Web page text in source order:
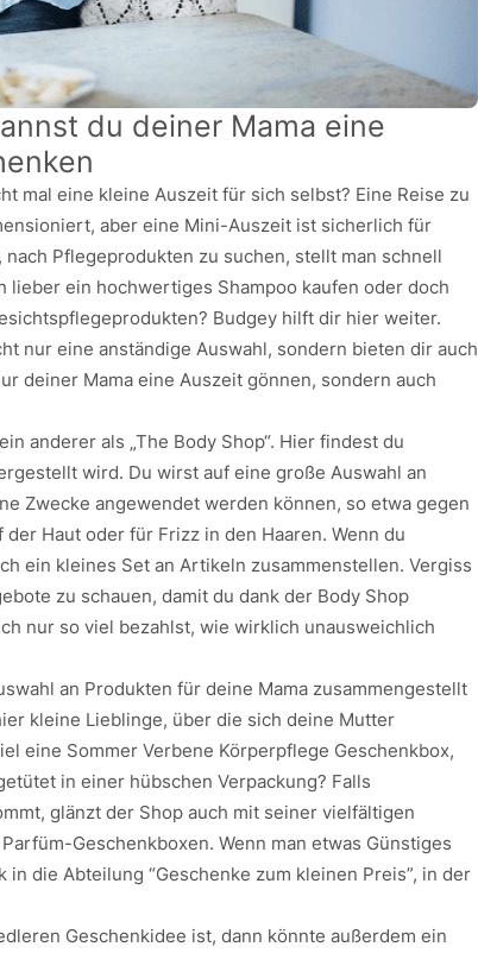
du deiner Mama eine
mal eine kleine Auszeit für sich selbst? Eine Reise zu
aber eine Mini-Auszeit ist sicherlich für
Pflegeprodukten zu suchen, stellt man schnell
lieber ein hochwertiges Shampoo kaufen oder doch
Budgey hilft dir hier weiter.
nur eine anständige Auswahl, sondern bieten dir auch
deiner Mama eine Auszeit gönnen, sondern auch
anderer als „The Body Shop“. Hier findest du
wird. Du wirst auf eine große Auswahl an
Zwecke angewendet werden können, so etwa gegen
Haut oder für Frizz in den Haaren. Wenn du
ein kleines Set an Artikeln zusammenstellen. Vergiss
zu schauen, damit du dank der Body Shop
nur so viel bezahlst, wie wirklich unausweichlich
an Produkten für deine Mama zusammengestellt
kleine Lieblinge, über die sich deine Mutter
eine Sommer Verbene Körperpflege Geschenkbox,
in einer hübschen Verpackung? Falls
glänzt der Shop auch mit seiner vielfältigen
Geschenkboxen. Wenn man etwas Günstiges
die Abteilung “Geschenke zum kleinen Preis”, in der
Geschenkidee ist, dann könnte außerdem ein